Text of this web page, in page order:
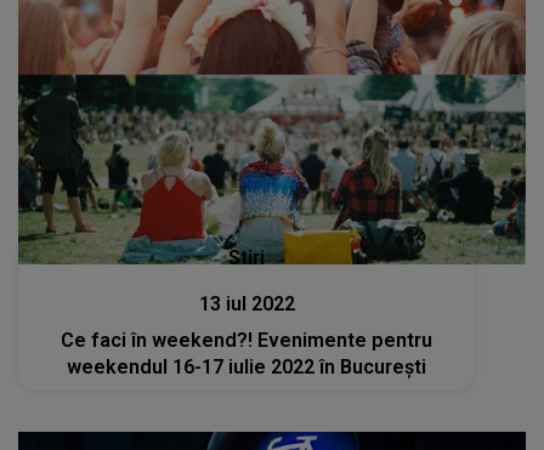
13 iul 2022
Ce faci în weekend?! Evenimente pentru
weekendul 16-17 iulie 2022 în București